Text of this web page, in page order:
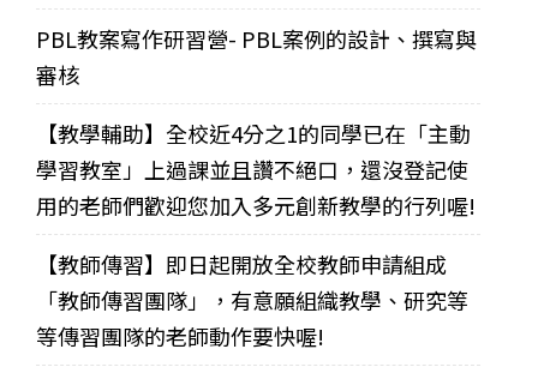
PBL教案寫作研習營- PBL案例的設計、撰寫與
審核
【教學輔助】全校近4分之1的同學已在「主動
學習教室」上過課並且讚不絕口，還沒登記使
用的老師們歡迎您加入多元創新教學的行列喔!
【教師傳習】即日起開放全校教師申請組成
「教師傳習團隊」，有意願組織教學、研究等
等傳習團隊的老師動作要快喔!